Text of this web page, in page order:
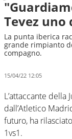
Tevez
La punta iberica
grande rimpianto
compagno.
15/04/22 12:05
L’attaccante della
dall’Atletico
futuro, ha
1vs1.